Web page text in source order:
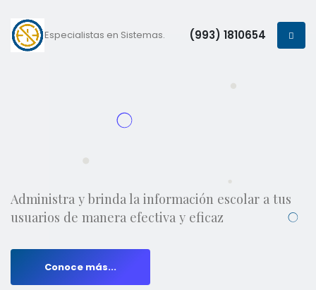
Especialistas en Sistemas. (993) 1810654
Administra y brinda la información escolar a tus
usuarios de manera efectiva y eficaz
Conoce más...